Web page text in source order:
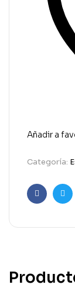
Añadir a
Categoría:
Facebook